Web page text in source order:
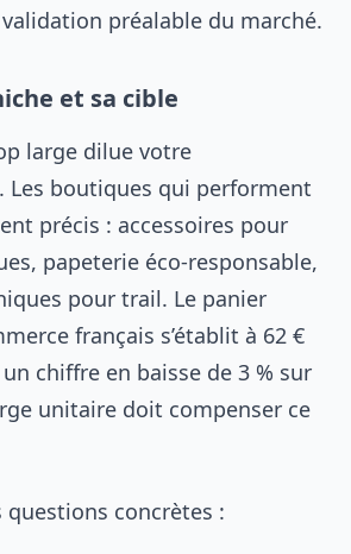
préalable du marché.
et sa cible
large dilue votre
Les boutiques qui performent
précis : accessoires pour
papeterie éco-responsable,
pour trail. Le panier
français s’établit à 62 €
un chiffre en baisse de 3 % sur
unitaire doit compenser ce
questions concrètes :